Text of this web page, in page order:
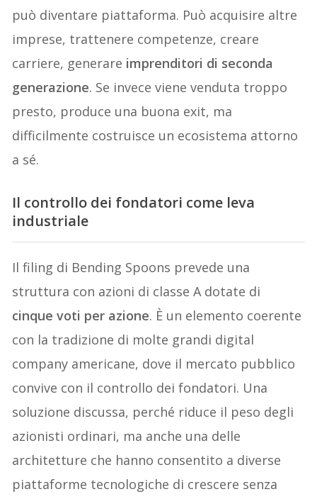
può diventare piattaforma. Può acquisire altre
imprese, trattenere competenze, creare
carriere, generare imprenditori di seconda
generazione. Se invece viene venduta troppo
presto, produce una buona exit, ma
difficilmente costruisce un ecosistema attorno
a sé.
Il controllo dei fondatori come leva
industriale
Il filing di Bending Spoons prevede una
struttura con azioni di classe A dotate di
cinque voti per azione. È un elemento coerente
con la tradizione di molte grandi digital
company americane, dove il mercato pubblico
convive con il controllo dei fondatori. Una
soluzione discussa, perché riduce il peso degli
azionisti ordinari, ma anche una delle
architetture che hanno consentito a diverse
piattaforme tecnologiche di crescere senza